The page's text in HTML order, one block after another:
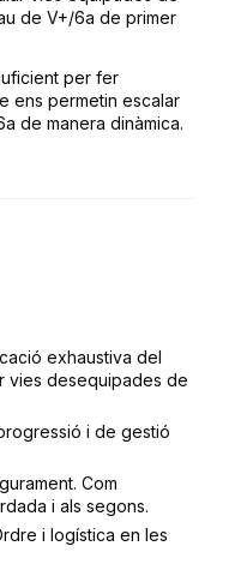
de V+/6a de primer
per fer
ens permetin escalar
de manera dinàmica.
exhaustiva del
vies desequipades de
i de gestió
Com
i als segons.
i logística en les